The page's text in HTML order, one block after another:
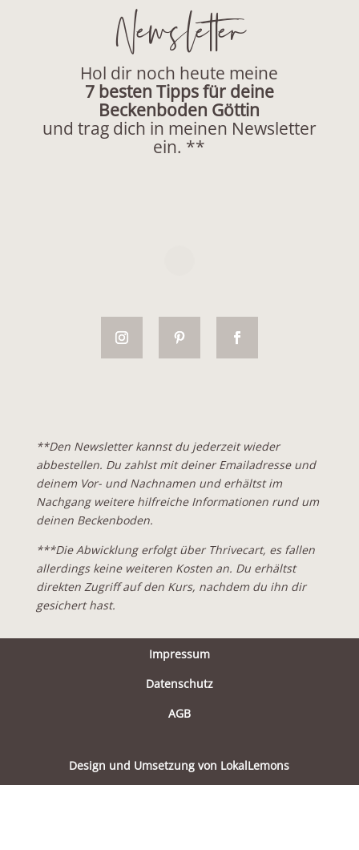
Newsletter
Hol dir noch heute meine
7 besten Tipps für deine
Beckenboden Göttin
und trag dich in meinen Newsletter
ein. **
**Den Newsletter kannst du jederzeit wieder
abbestellen. Du zahlst mit deiner Emailadresse und
deinem Vor- und Nachnamen und erhältst im
Nachgang weitere hilfreiche Informationen rund um
deinen Beckenboden.
***Die Abwicklung erfolgt über Thrivecart, es fallen
allerdings keine weiteren Kosten an. Du erhältst
direkten Zugriff auf den Kurs, nachdem du ihn dir
gesichert hast.
Impressum
Datenschutz
AGB
Design und Umsetzung von LokalLemons